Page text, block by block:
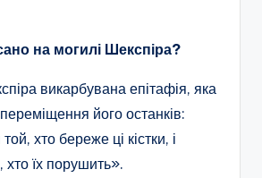
на могилі Шекспіра?
викарбувана епітафія, яка
переміщення його останків:
хто береже ці кістки, і
хто їх порушить».